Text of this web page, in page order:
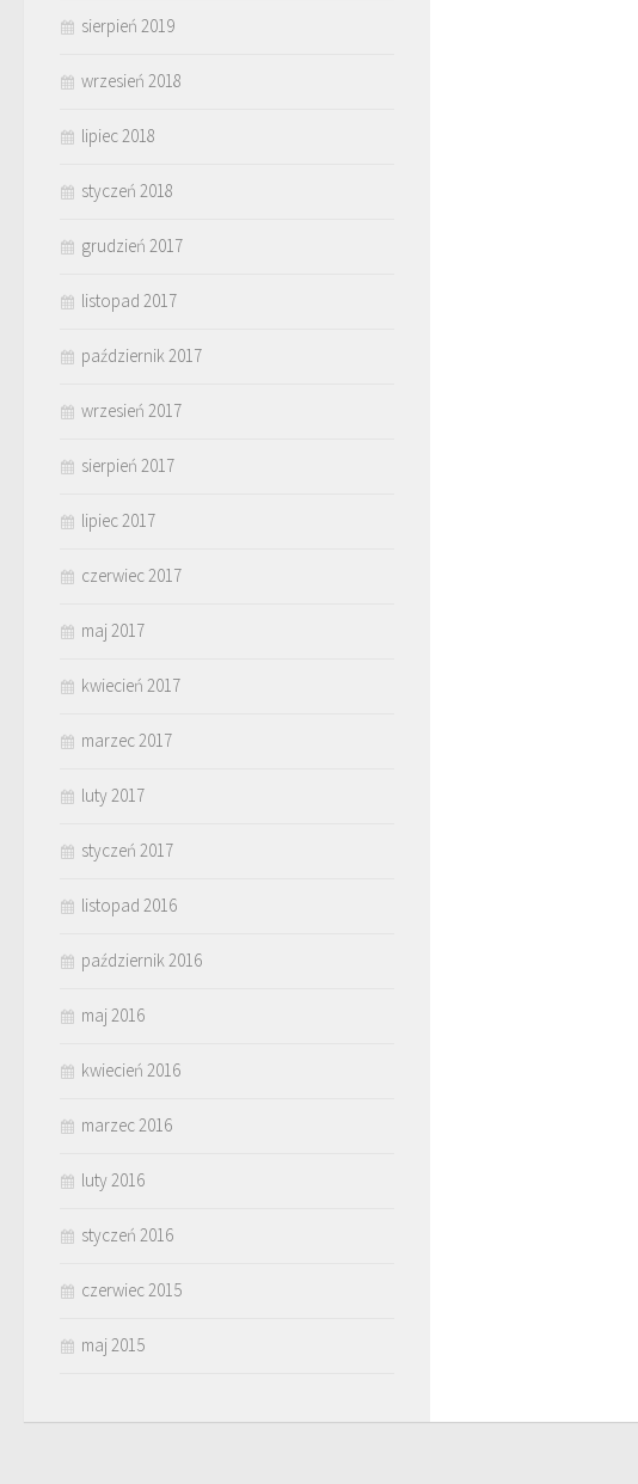
sierpień 2019
wrzesień 2018
lipiec 2018
styczeń 2018
grudzień 2017
listopad 2017
październik 2017
wrzesień 2017
sierpień 2017
lipiec 2017
czerwiec 2017
maj 2017
kwiecień 2017
marzec 2017
luty 2017
styczeń 2017
listopad 2016
październik 2016
maj 2016
kwiecień 2016
marzec 2016
luty 2016
styczeń 2016
czerwiec 2015
maj 2015